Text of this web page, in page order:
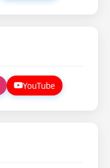
YouTube